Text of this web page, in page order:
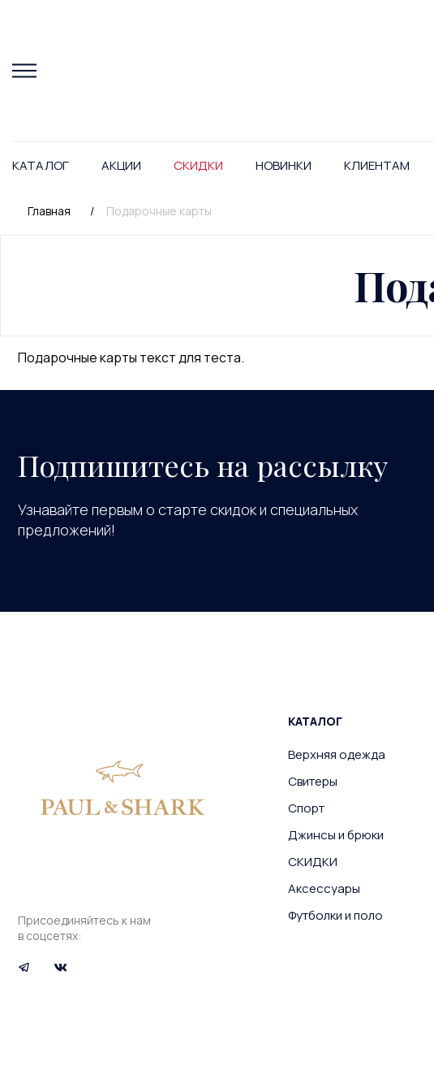
КАТАЛОГ АКЦИИ СКИДКИ НОВИНКИ КЛИЕНТАМ
Главная / Подарочные карты
Подарочные карты текст для теста.
Подпишитесь на рассылку
Узнавайте первым о старте скидок и специальных
предложений!
Присоединяйтесь к нам
в соцсетях:
КАТАЛОГ
Верхняя одежда
Свитеры
Спорт
Джинсы и брюки
СКИДКИ
Аксессуары
Футболки и поло